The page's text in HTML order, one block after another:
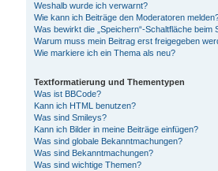
Weshalb wurde ich verwarnt?
Wie kann ich Beiträge den Moderatoren
Was bewirkt die „Speichern“-Schaltfläche beim
Warum muss mein Beitrag erst freigegeben
Wie markiere ich ein Thema als neu?
Textformatierung und Thementypen
Was ist BBCode?
Kann ich HTML benutzen?
Was sind Smileys?
Kann ich Bilder in meine Beiträge einfügen?
Was sind globale Bekanntmachungen?
Was sind Bekanntmachungen?
Was sind wichtige Themen?